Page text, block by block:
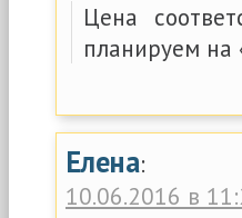
Цена
планируем на
Елена:
10.06.2016 в